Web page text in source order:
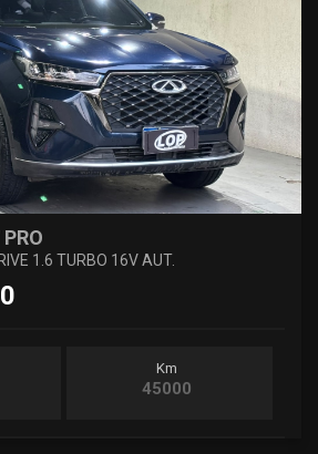
1.6 TURBO 16V AUT.
Km
45000